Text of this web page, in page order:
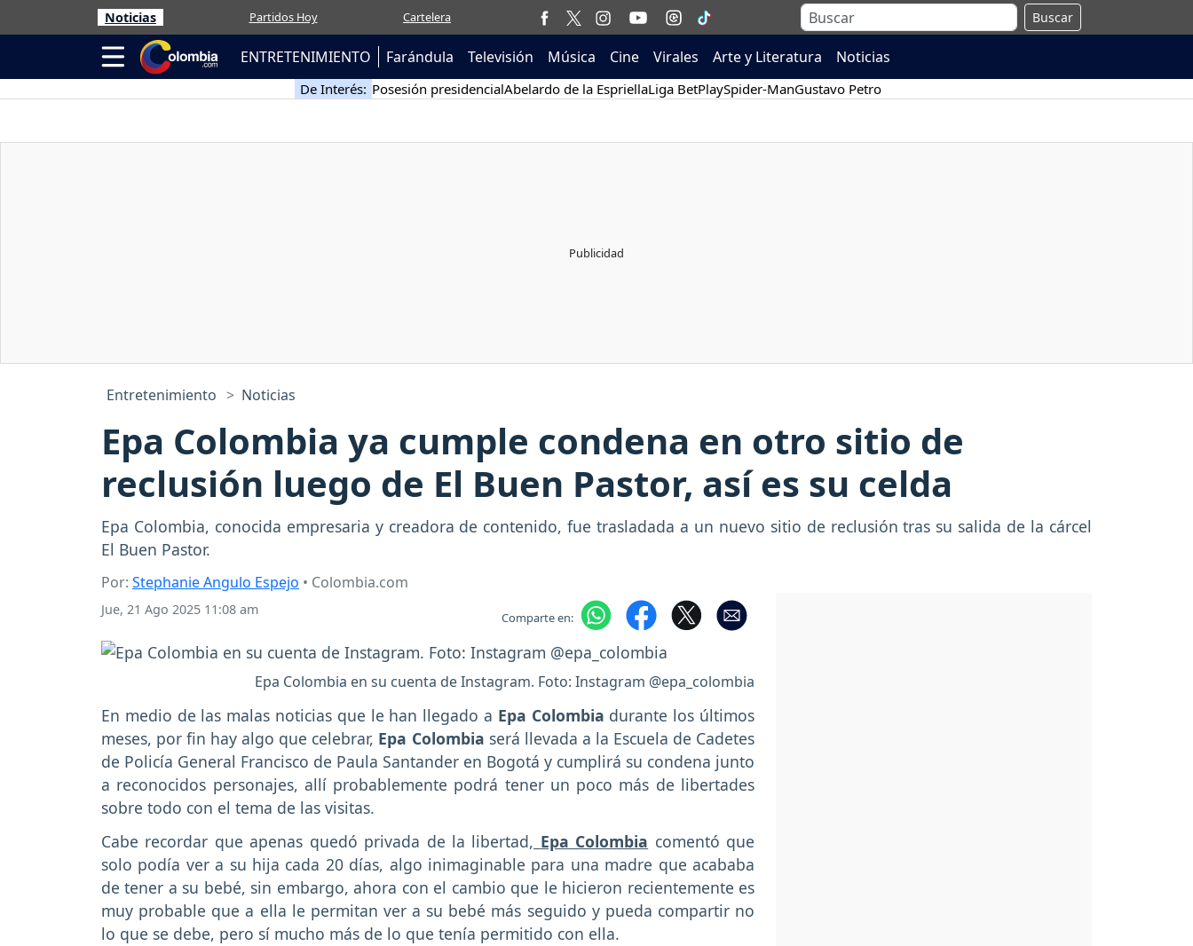
Noticias Partidos Hoy Cartelera Buscar
ENTRETENIMIENTO Farándula Televisión Música Cine Virales Arte y Literatura Noticias
De Interés: Posesión presidencialAbelardo de la EspriellaLiga BetPlaySpider-ManGustavo Petro
Entretenimiento Noticias
Epa Colombia ya cumple condena en otro sitio de
reclusión luego de El Buen Pastor, así es su celda
Epa Colombia, conocida empresaria y creadora de contenido, fue trasladada a un nuevo sitio de reclusión tras su salida de la cárcel
El Buen Pastor.
Por: Stephanie Angulo Espejo • Colombia.com
Jue, 21 Ago 2025 11:08 am Comparte en:
Epa Colombia en su cuenta de Instagram. Foto: Instagram @epa_colombia
En medio de las malas noticias que le han llegado a Epa Colombia durante los últimos
meses, por fin hay algo que celebrar, Epa Colombia será llevada a la Escuela de Cadetes
de Policía General Francisco de Paula Santander en Bogotá y cumplirá su condena junto
a reconocidos personajes, allí probablemente podrá tener un poco más de libertades
sobre todo con el tema de las visitas.
Cabe recordar que apenas quedó privada de la libertad, Epa Colombia comentó que
solo podía ver a su hija cada 20 días, algo inimaginable para una madre que acababa
de tener a su bebé, sin embargo, ahora con el cambio que le hicieron recientemente es
muy probable que a ella le permitan ver a su bebé más seguido y pueda compartir no
lo que se debe, pero sí mucho más de lo que tenía permitido con ella.